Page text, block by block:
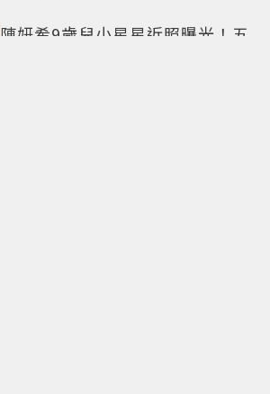
陳妍希9歲兒小星星近照曝光！五